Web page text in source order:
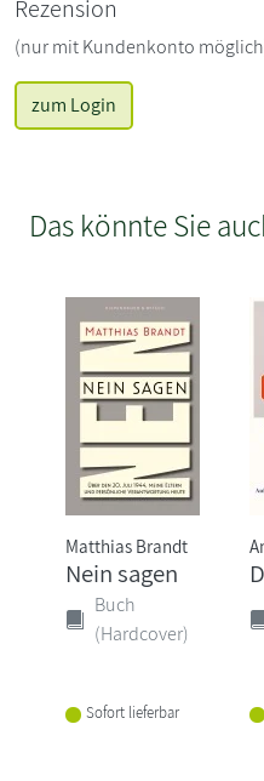
Rezension
(nur mit Kundenkonto
zum Login
Das könnte Sie
Matthias Brandt
Nein sagen
Buch
(Hardcover)
Sofort lieferbar